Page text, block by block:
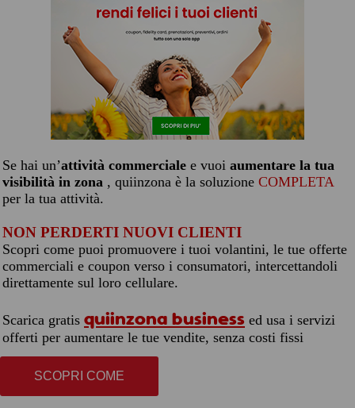
Se hai un’attività commerciale e vuoi aumentare la tua
visibilità in zona , quiinzona è la soluzione COMPLETA
per la tua attività.
NON PERDERTI NUOVI CLIENTI
Scopri come puoi promuovere i tuoi volantini, le tue offerte
commerciali e coupon verso i consumatori, intercettandoli
direttamente sul loro cellulare.
Scarica gratis quiinzona business ed usa i servizi
offerti per aumentare le tue vendite, senza costi fissi
SCOPRI COME